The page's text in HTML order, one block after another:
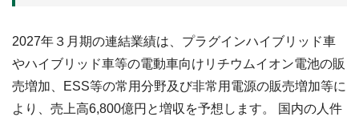
2027年３月期の連結業績は、プラグインハイブリッド車
やハイブリッド車等の電動車向けリチウムイオン電池の販
売増加、ESS等の常用分野及び非常用電源の販売増加等に
より、売上高6,800億円と増収を予想します。 国内の人件